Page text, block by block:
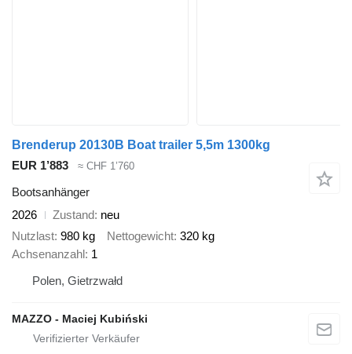
Brenderup 20130B Boat trailer 5,5m 1300kg
EUR 1’883
≈ CHF 1’760
Bootsanhänger
2026
Zustand neu
Nutzlast 980 kg Nettogewicht 320 kg
Achsenanzahl 1
Polen, Gietrzwałd
MAZZO - Maciej Kubiński